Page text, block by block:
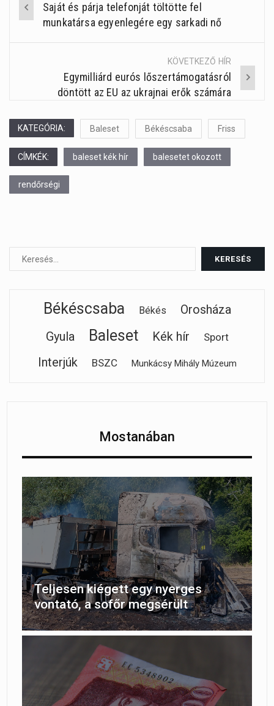
Post
navigation
Saját és párja telefonját töltötte fel
munkatársa egyenlegére egy sarkadi nő
KÖVETKEZŐ HÍR
Egymilliárd eurós lőszertámogatásról
döntött az EU az ukrajnai erők számára
KATEGÓRIA: Baleset Békéscsaba Friss
CÍMKÉK: baleset kék hír balesetet okozott
rendőrségi
Békéscsaba Békés
Orosháza
Gyula
Baleset Kék hír Sport
Interjúk BSZC Munkácsy Mihály Múzeum
Mostanában
Teljesen kiégett egy nyerges
vontató, a sofőr megsérült